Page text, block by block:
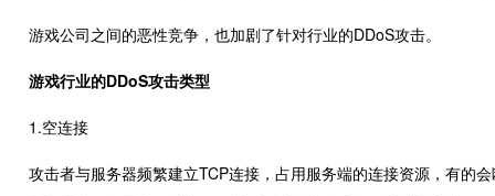
游戏公司之间的恶性竞争，也加剧了针对行业的DDoS攻击。
游戏行业的DDoS攻击类型
1.空连接
攻击者与服务器频繁建立TCP连接，占用服务端的连接资源，有的